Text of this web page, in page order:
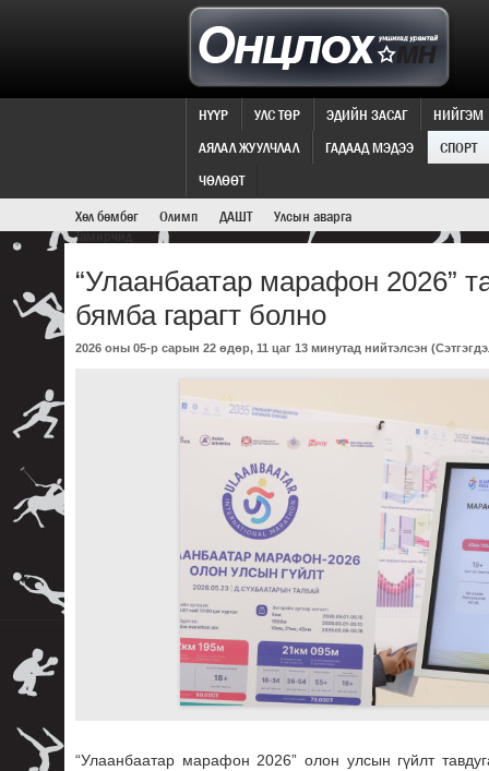
СПОРТЫН МЭДЭЭ
НҮҮР УЛС ТӨР ЭДИЙН ЗАСАГ
НИЙГЭМ
АЯЛАЛ ЖУУЛЧЛАЛ
ГАДААД МЭДЭЭ
СПОРТ
ЧӨЛӨӨТ
Хөл бөмбөг
Олимп ДАШТ
Улсын аварга
Тамирчид
“Улаанбаатар марафон 2026”
бямба гарагт болно
2026 оны 05-р сарын 22 өдөр, 11 цаг 13 минутад нийтэлсэн (
“Улаанбаатар марафон 2026” олон улсын гүйлт